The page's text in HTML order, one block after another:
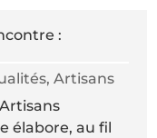
:
, Artisans
élabore, au fil